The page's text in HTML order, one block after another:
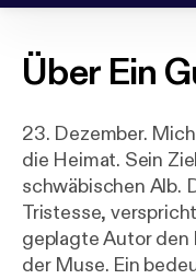
Über Ein
23. Dezember.
die Heimat. Sein
schwäbischen Alb.
Tristesse,
geplagte Autor den
der Muse. Ein